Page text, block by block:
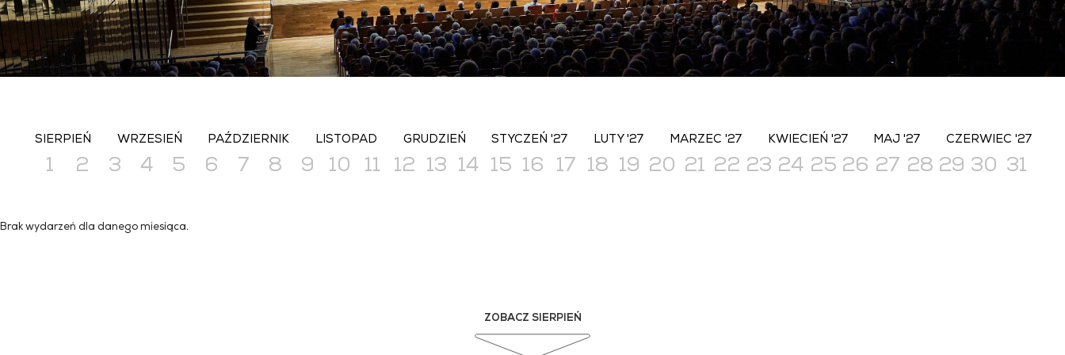
SIERPIEŃ WRZESIEŃ PAŹDZIERNIK LISTOPAD GRUDZIEŃ STYCZEŃ '27 LUTY '27 MARZEC '27 KWIECIEŃ '27 MAJ '27 CZERWIEC '27
1 2 3 4 5 6 7 8 9 10 11 12 13 14 15 16 17 18 19 20 21 22 23 24 25 26 27 28 29 30 31
Brak wydarzeń dla danego miesiąca.
ZOBACZ SIERPIEŃ